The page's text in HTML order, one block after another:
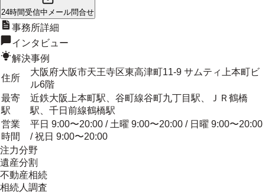
24時間受信中 メール問合せ
事務所詳細
インタビュー
解決事例
住所
大阪府大阪市天王寺区東高津町11-9 サムティ上本町ビ
ル6階
最寄
駅
近鉄大阪上本町駅、谷町線谷町九丁目駅、ＪＲ鶴橋
駅、千日前線鶴橋駅
営業
時間
平日 9:00〜20:00 / 土曜 9:00〜20:00 / 日曜 9:00〜20:00
/ 祝日 9:00〜20:00
注力分野
遺産分割
不動産相続
相続人調査